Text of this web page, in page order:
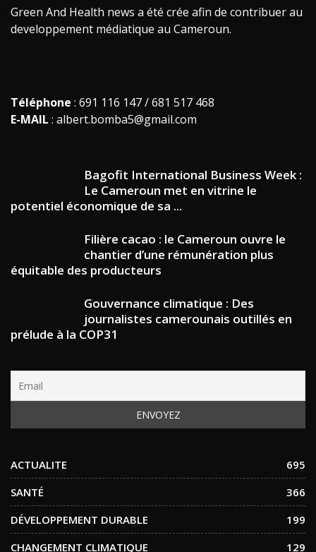
Green And Health news a été crée afin de contribuer au
developpement médiatique au Cameroun.
Téléphone : 691 116 147 / 681 517 468
E-MAIL : albert.bomba5@gmail.com
Bagofit International Business Week :
Le Cameroun met en vitrine le
potentiel économique de sa ...
Filière cacao : le Cameroun ouvre le
chantier d’une rémunération plus
équitable des producteurs
Gouvernance climatique : Des
journalistes camerounais outillés en
prélude à la COP31
ACTUALITE
695
SANTÉ
366
DÉVELOPPEMENT DURABLE
199
CHANGEMENT CLIMATIQUE
129